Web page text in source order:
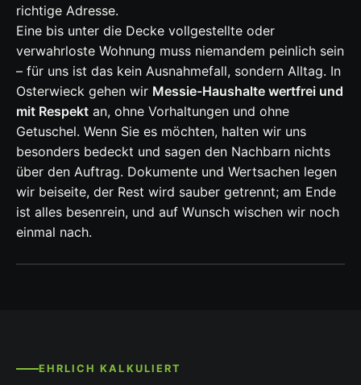
richtige Adresse.
Eine bis unter die Decke vollgestellte oder
verwahrloste Wohnung muss niemandem peinlich sein
– für uns ist das kein Ausnahmefall, sondern Alltag. In
Osterwieck gehen wir Messie-Haushalte wertfrei und
mit Respekt an, ohne Vorhaltungen und ohne
Getuschel. Wenn Sie es möchten, halten wir uns
besonders bedeckt und sagen den Nachbarn nichts
über den Auftrag. Dokumente und Wertsachen legen
wir beiseite, der Rest wird sauber getrennt; am Ende
ist alles besenrein, und auf Wunsch wischen wir noch
einmal nach.
EHRLICH KALKULIERT